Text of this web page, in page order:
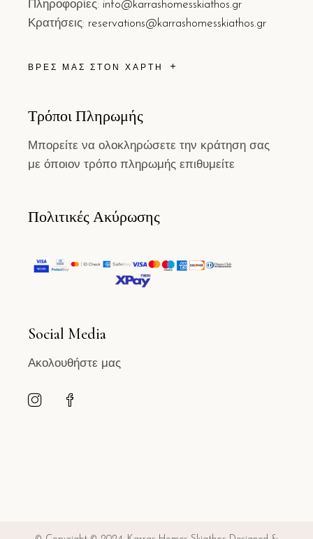
Πληροφορίες: info@karrashomesskiathos.gr
Κρατήσεις: reservations@karrashomesskiathos.gr
ΒΡΕΣ ΜΑΣ ΣΤΟΝ ΧΑΡΤΗ
Τρόποι Πληρωμής
Μπορείτε να ολοκληρώσετε την κράτηση σας
με όποιον τρόπο πληρωμής επιθυμείτε
Πολιτικές Ακύρωσης
Social Media
Ακολουθήστε μας